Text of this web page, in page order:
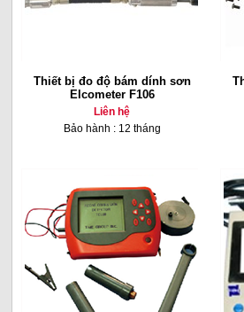
Thiết bị đo độ bám dính sơn
Elcometer F106
Liên hệ
Bảo hành : 12 tháng